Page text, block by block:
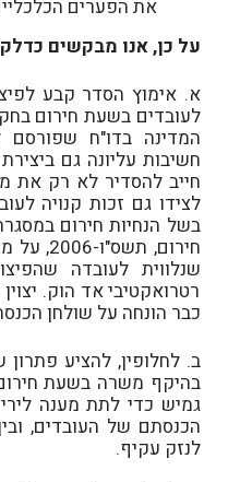
את הפערים
על כן, אנו מבקשים
א. אימוץ הסדר קבע
לעובדים בשעת חירום
חשיבות עליונה גם
חייב להסדיר לא רק את
לצידו גם זכות קנויה
בשל הנחיות חירום
חירום,
שנלווית לעובדה
רטרואקטיבי אד הוק.
כבר הונחה על שולחן
ב. לחלופין, להציע
בהיקף משרה בשעת
גמיש כדי לתת מענה
הכנסתם של העובדים,
לנזק עקיף.